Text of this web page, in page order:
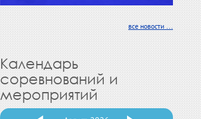
все новости ...
Календарь
соревнований и
мероприятий